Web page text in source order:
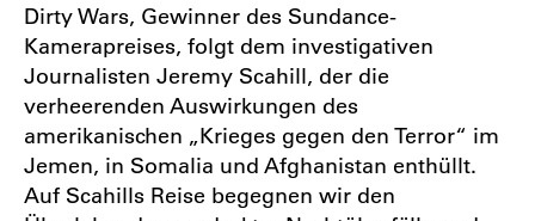
Dirty Wars, Gewinner des Sundance-
Kamerapreises, folgt dem investigativen
Journalisten Jeremy Scahill, der die
verheerenden Auswirkungen des
amerikanischen „Krieges gegen den Terror“ im
Jemen, in Somalia und Afghanistan enthüllt.
Auf Scahills Reise begegnen wir den